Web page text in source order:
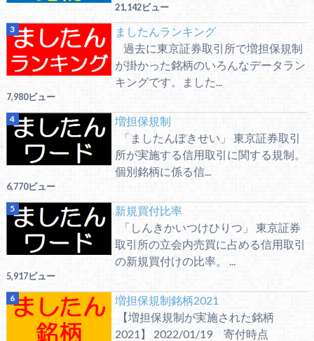
21,142ビュー
ましたんランキング
過去に東京証券取引所で増担保規制
が掛かった銘柄のいろんなデータラン
キングです。ました...
7,980ビュー
増担保規制
「ましたんぽきせい」 東京証券取引
所が実施する信用取引に関する規制。
個別銘柄に係る信...
6,770ビュー
新規買付比率
「しんきかいつけひりつ」 東京証券
取引所の立会内売買に占める信用取引
の新規買付けの比率。 ...
5,917ビュー
増担保規制銘柄2021
【増担保規制が実施された銘柄
2021】 2022/01/19 寄付時点